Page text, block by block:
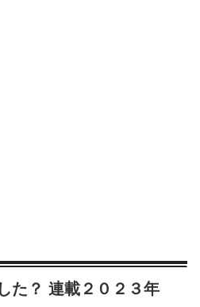
た？ 連載２０２３年